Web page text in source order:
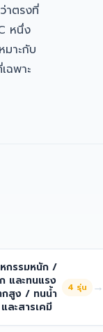
าตรงที่
หนึ่ง
มาะกับ
ฉพาะ
กรรมหนัก /
และทนแรง
กสูง / ทนน้ำ
ละสารเคมี
4 รุ่น →